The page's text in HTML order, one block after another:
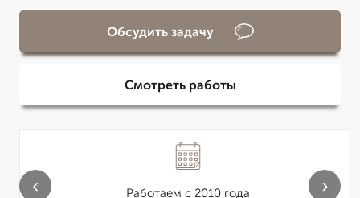
Обсудить задачу
Смотреть работы
Работаем с 2010 года
‹ ›